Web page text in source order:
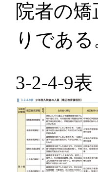
院者の
りである
3-2-4-9